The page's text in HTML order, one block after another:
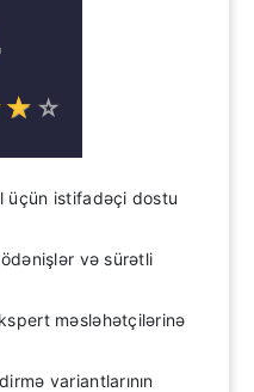
☆ ☆
★ ★
üçün istifadəçi dostu
ödənişlər və sürətli
məsləhətçilərinə
variantlarının